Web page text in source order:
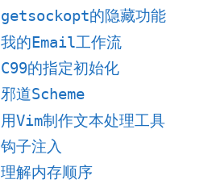
getsockopt的隐藏功能
我的Email工作流
C99的指定初始化
邪道Scheme
用Vim制作文本处理工具
钩子注入
理解内存顺序